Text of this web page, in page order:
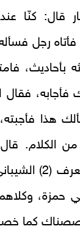
قال: كنّا
فأتاه رجل
بأحاديث،
فقال
هذا
من الكلام.
مريم: إن كنت
حمزة،